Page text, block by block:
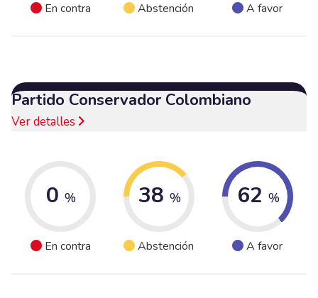
En contra Abstención A favor
Partido Conservador Colombiano
Ver detalles
0 %
En contra
38 %
Abstención
62 %
A favor